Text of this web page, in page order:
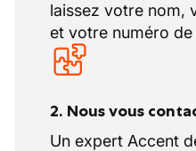
laissez votre nom,
et votre numéro de
2. Nous vous
Un expert Accent